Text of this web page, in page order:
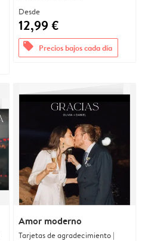
Desde
12,99 €
offers Precios bajos cada día
Amor moderno
Tarjetas de agradecimiento |